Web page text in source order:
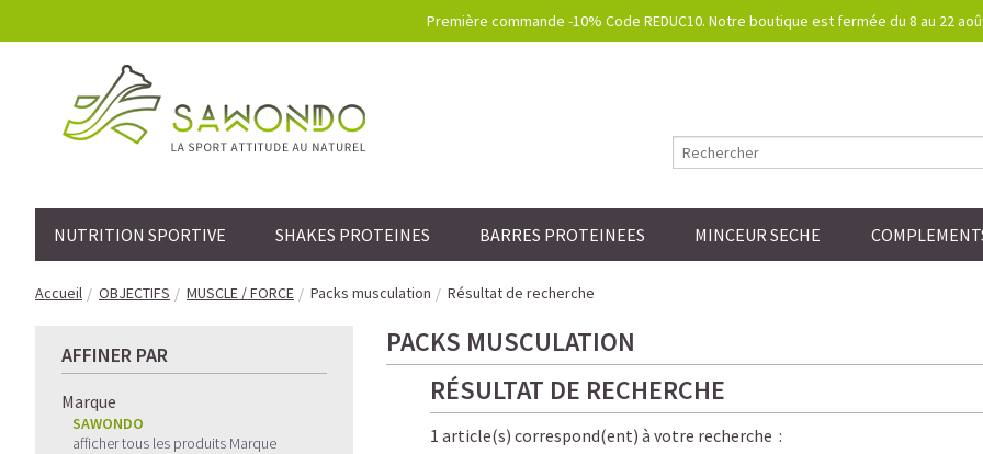
Première commande -10% Code REDUC10. Notre boutique est fermée du 8 au 22
NUTRITION SPORTIVE SHAKES PROTEINES BARRES PROTEINEES MINCEUR SECHE
Accueil OBJECTIFS MUSCLE / FORCE Packs musculation Résultat de recherche
AFFINER PAR
Marque
SAWONDO
afficher tous les produits Marque
PACKS MUSCULATION
RÉSULTAT DE RECHERCHE
1 article(s) correspond(ent) à votre recherche :